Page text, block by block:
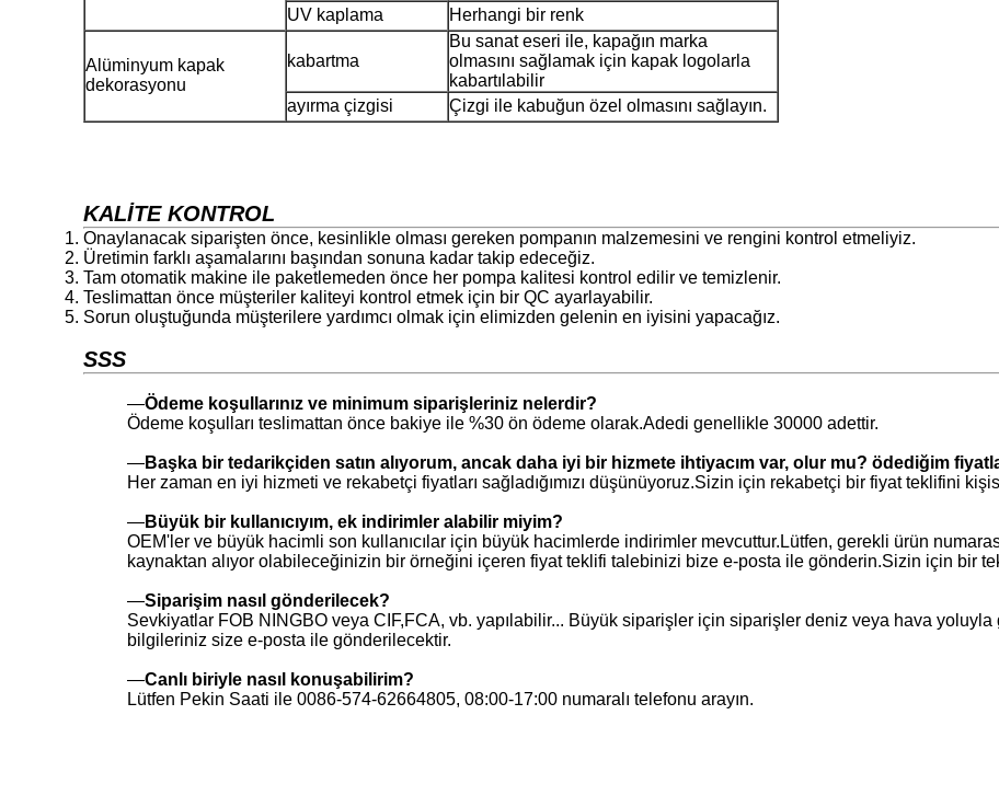
UV kaplama
Herhangi bir renk
Alüminyum kapak
dekorasyonu
kabartma
Bu sanat eseri ile, kapağın marka
olmasını sağlamak için kapak logolarla
kabartılabilir
ayırma çizgisi
Çizgi ile kabuğun özel olmasını sağlayın.
KALİTE KONTROL
Onaylanacak siparişten önce, kesinlikle olması gereken pompanın malzemesini ve rengini kontrol etmeliyiz.
Üretimin farklı aşamalarını başından sonuna kadar takip edeceğiz.
Tam otomatik makine ile paketlemeden önce her pompa kalitesi kontrol edilir ve temizlenir.
Teslimattan önce müşteriler kaliteyi kontrol etmek için bir QC ayarlayabilir.
Sorun oluştuğunda müşterilere yardımcı olmak için elimizden gelenin en iyisini yapacağız.
SSS
—Ödeme koşullarınız ve minimum siparişleriniz nelerdir?
Ödeme koşulları teslimattan önce bakiye ile %30 ön ödeme olarak.Adedi genellikle 30000 adettir.
—Başka bir tedarikçiden satın alıyorum, ancak daha iyi bir hizmete ihtiyacım var, olur mu? ödediğim
Her zaman en iyi hizmeti ve rekabetçi fiyatları sağladığımızı düşünüyoruz.Sizin için rekabetçi bir fiyat teklifini
—Büyük bir kullanıcıyım, ek indirimler alabilir miyim?
OEM'ler ve büyük hacimli son kullanıcılar için büyük hacimlerde indirimler mevcuttur.Lütfen, gerekli ürün
kaynaktan alıyor olabileceğinizin bir örneğini içeren fiyat teklifi talebinizi bize e-posta ile gönderin.Sizin için bir
—Siparişim nasıl gönderilecek?
Sevkiyatlar FOB NINGBO veya CIF,FCA, vb. yapılabilir... Büyük siparişler için siparişler deniz veya hava
bilgileriniz size e-posta ile gönderilecektir.
—Canlı biriyle nasıl konuşabilirim?
Lütfen Pekin Saati ile 0086-574-62664805, 08:00-17:00 numaralı telefonu arayın.